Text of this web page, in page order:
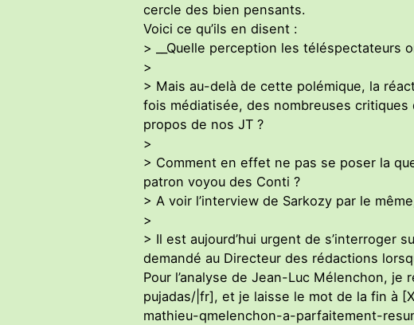
cercle des bien pensants.
Voici ce qu’ils en disent :
> __Quelle perception les téléspectateurs
>
> Mais au-delà de cette polémique, la
fois médiatisée, des nombreuses
propos de nos JT ?
>
> Comment en effet ne pas se poser la
patron voyou des Conti ?
> A voir l’interview de Sarkozy par le
>
> Il est aujourd’hui urgent de s’interroger
demandé au Directeur des rédactions
Pour l’analyse de Jean-Luc Mélenchon,
pujadas/|fr], et je laisse le mot de la fin à
mathieu-qmelenchon-a-parfaitement-